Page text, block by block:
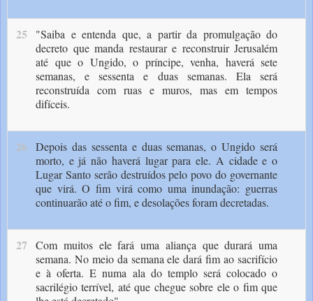
25
"Saiba e entenda que, a partir da promul­gação do
decreto que manda restaurar e recons­truir Jerusalém
até que o Ungido, o príncipe, venha, haverá sete
semanas, e sessenta e duas semanas. Ela será
reconstruída com ruas e muros, mas em tempos
difíceis.
26 Depois das sessenta e duas semanas, o Ungido será
morto, e já não haverá lugar para ele. A cidade e o
Lugar Santo serão destruídos pelo povo do governante
que virá. O fim virá como uma inundação: guerras
continu­arão até o fim, e desolações foram decretadas.
27 Com muitos ele fará uma aliança que durará uma
semana. No meio da semana ele dará fim ao sacrifício
e à oferta. E numa ala do templo será colocado o
sacrilégio terrível, até que chegue sobre ele o fim que